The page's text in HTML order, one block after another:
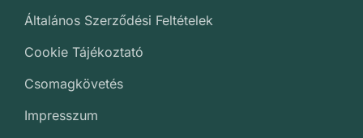
Általános Szerződési Feltételek
Cookie Tájékoztató
Csomagkövetés
Impresszum